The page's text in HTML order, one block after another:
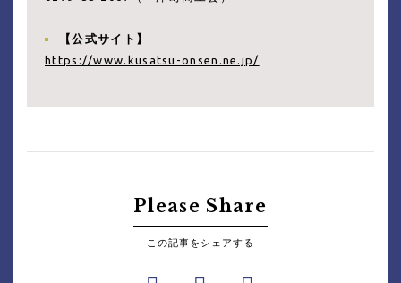
【公式サイト】
https://www.kusatsu-onsen.ne.jp/
Please Share
この記事をシェアする